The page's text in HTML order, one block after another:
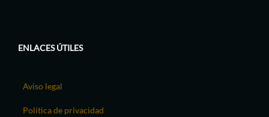
ENLACES ÚTILES
Aviso legal
Política de privacidad